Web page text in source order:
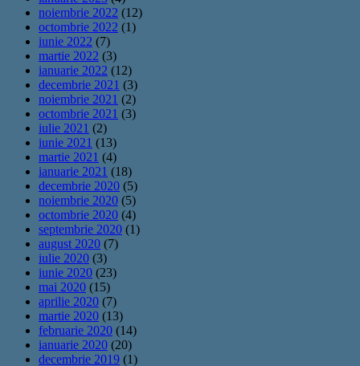
noiembrie 2022 (12)
octombrie 2022 (1)
iunie 2022 (7)
martie 2022 (3)
ianuarie 2022 (12)
decembrie 2021 (3)
noiembrie 2021 (2)
octombrie 2021 (3)
iulie 2021 (2)
iunie 2021 (13)
martie 2021 (4)
ianuarie 2021 (18)
decembrie 2020 (5)
noiembrie 2020 (5)
octombrie 2020 (4)
septembrie 2020 (1)
august 2020 (7)
iulie 2020 (3)
iunie 2020 (23)
mai 2020 (15)
aprilie 2020 (7)
martie 2020 (13)
februarie 2020 (14)
ianuarie 2020 (20)
decembrie 2019 (1)